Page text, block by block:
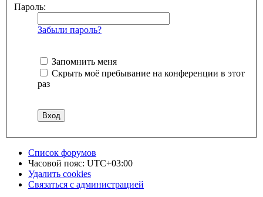
Пароль:
Забыли пароль?
Запомнить меня
Скрыть моё пребывание на конференции в этот
раз
Список форумов
Часовой пояс: UTC+03:00
Удалить cookies
Связаться с администрацией